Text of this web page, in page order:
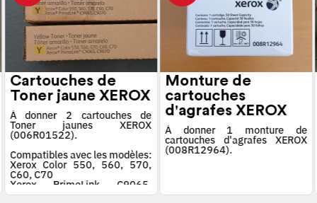
Cartouches de
Toner jaune XEROX
À donner 2 cartouches de
Toner jaunes XEROX
(006R01522).
Compatibles avec les modèles:
Xerox Color 550, 560, 570,
C60, C70
Xerox PrimeLink C9065,
C9070
Monture de
cartouches
d'agrafes XEROX
À donner 1 monture de
cartouches d'agrafes XEROX
(008R12964).